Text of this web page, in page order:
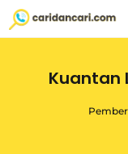
Kuantan